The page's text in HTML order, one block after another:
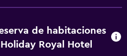
de habitaciones
Royal Hotel